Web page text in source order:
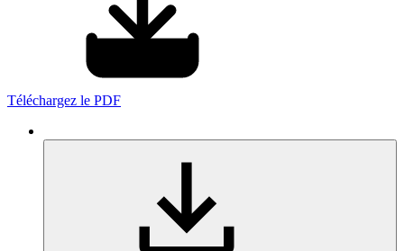
Téléchargez le PDF